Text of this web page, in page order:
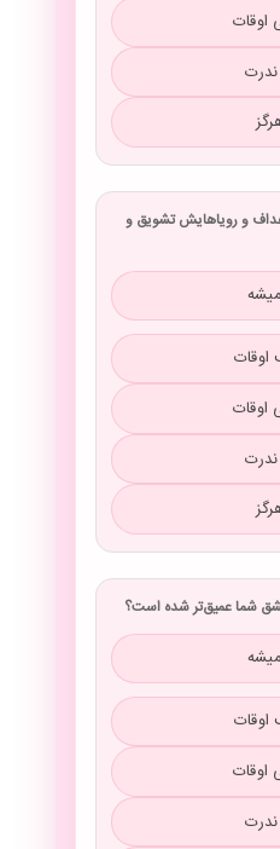
اوقات
اهداف و رویاهایش تشویق و
اوقات
اوقات
اوقات
اوقات